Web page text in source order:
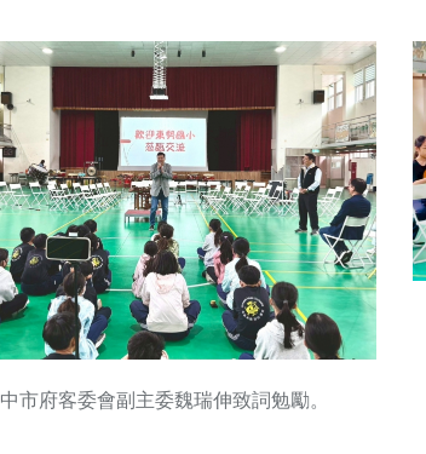
中市府客委會副主委魏瑞伸致詞勉勵。